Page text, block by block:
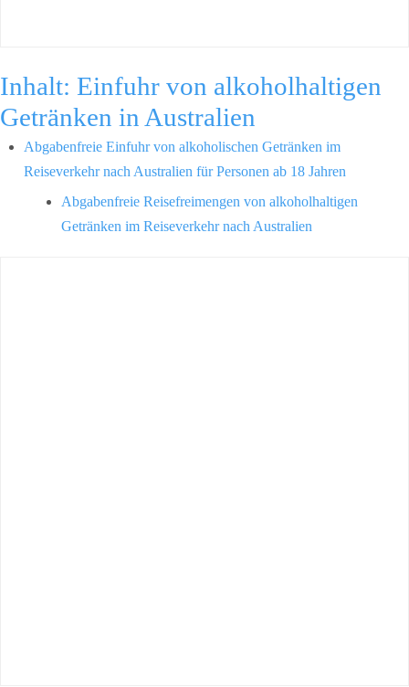
Inhalt: Einfuhr von alkoholhaltigen
Getränken in Australien
Abgabenfreie Einfuhr von alkoholischen Getränken im
Reiseverkehr nach Australien für Personen ab 18 Jahren
Abgabenfreie Reisefreimengen von alkoholhaltigen
Getränken im Reiseverkehr nach Australien